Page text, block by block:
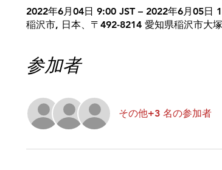
2022年6月04日 9:00 JST – 2022年6月05日
稲沢市, 日本、〒492-8214 愛知県稲沢市大
参加者
その他+3 名の参加者